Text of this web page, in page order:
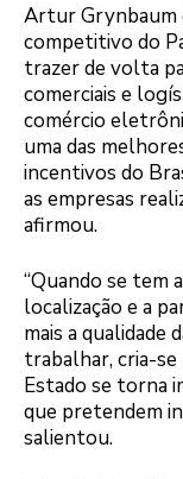
Artur Grynbaum
competitivo do
trazer de volta
comerciais e
comércio
uma das
incentivos do
as empresas
afirmou.
“Quando se tem
localização e a
mais a qualidade
trabalhar, cria-
Estado se torna
que pretendem
salientou.